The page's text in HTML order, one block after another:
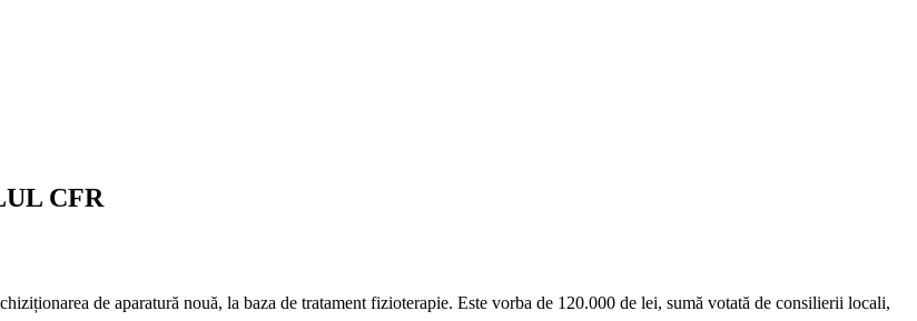
CFR
de aparatură nouă, la baza de tratament fizioterapie. Este vorba de 120.000 de lei, sumă votată de consilierii locali,